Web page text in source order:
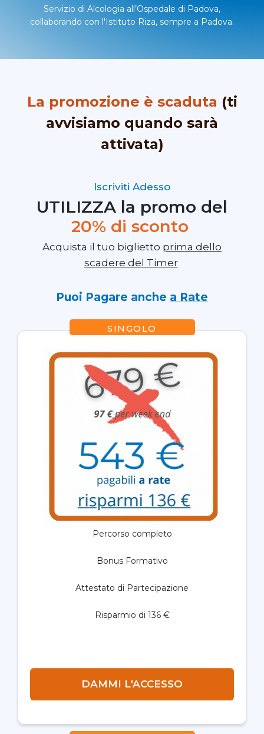
Servizio di Alcologia all’Ospedale di Padova,
collaborando con l'Istituto Riza, sempre a Padova.
La promozione è scaduta (ti
avvisiamo quando sarà
attivata)
Iscriviti Adesso
UTILIZZA la promo del
20% di sconto
Acquista il tuo biglietto prima dello
scadere del Timer
Puoi Pagare anche a Rate
SINGOLO
Percorso completo
Bonus Formativo
Attestato di Partecipazione
Risparmio di 136 €
DAMMI L'ACCESSO